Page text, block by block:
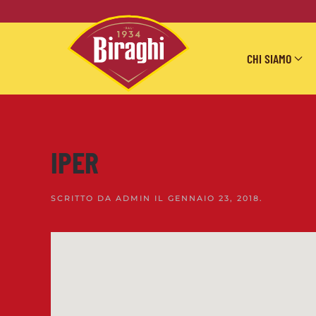
Skip to main content
CHI SIAMO
IPER
SCRITTO DA ADMIN IL GENNAIO 23, 2018.